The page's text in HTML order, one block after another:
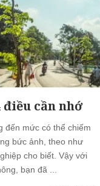
điều cần nhớ
đến mức có thể chiếm
bức ảnh, theo như
cho biết. Vậy với
bạn đã